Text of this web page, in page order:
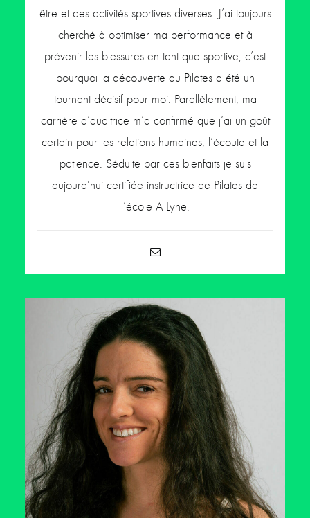
être et des activités sportives diverses. J’ai toujours
cherché à optimiser ma performance et à
prévenir les blessures en tant que sportive, c’est
pourquoi la découverte du Pilates a été un
tournant décisif pour moi. Parallèlement, ma
carrière d’auditrice m’a confirmé que j’ai un goût
certain pour les relations humaines, l’écoute et la
patience. Séduite par ces bienfaits je suis
aujourd’hui certifiée instructrice de Pilates de
l’école A-Lyne.